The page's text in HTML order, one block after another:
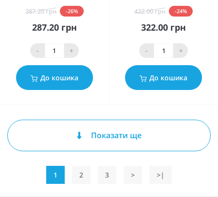
387.20 грн -26%
287.20 грн
- +
До кошика
422.00 грн -24%
322.00 грн
- +
До кошика
Показати ще
1 2 3 > >|